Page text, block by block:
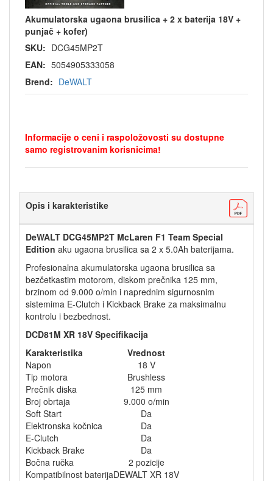
Akumulatorska ugaona brusilica + 2 x baterija 18V +
punjač + kofer)
SKU: DCG45MP2T
EAN: 5054905333058
Brend: DeWALT
Informacije o ceni i raspoložovosti su dostupne
samo registrovanim korisnicima!
Opis i karakteristike
DeWALT DCG45MP2T McLaren F1 Team Special
Edition aku ugaona brusilica sa 2 x 5.0Ah baterijama.
Profesionalna akumulatorska ugaona brusilica sa
bezčetkastim motorom, diskom prečnika 125 mm,
brzinom od 9.000 o/min i naprednim sigurnosnim
sistemima E-Clutch i Kickback Brake za maksimalnu
kontrolu i bezbednost.
DCD81M XR 18V Specifikacija
Karakteristika
Vrednost
Napon
18 V
Tip motora
Brushless
Prečnik diska
125 mm
Broj obrtaja
9.000 o/min
Soft Start
Da
Elektronska kočnica
Da
E-Clutch
Da
Kickback Brake
Da
Bočna ručka
2 pozicije
Kompatibilnost baterijaDEWALT XR 18V